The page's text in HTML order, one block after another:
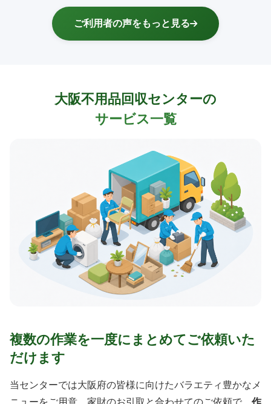
ご利用者の声をもっと見る
大阪不用品回収センターの
サービス一覧
複数の作業を一度にまとめてご依頼いた
だけます
当センターでは大阪府の皆様に向けたバラエティ豊かなメ
ニューをご用意。家財のお引取と合わせてのご依頼で、 作